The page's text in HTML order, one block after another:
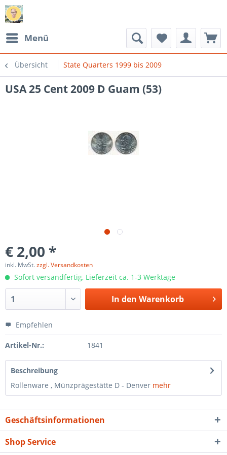
Menü
Übersicht State Quarters 1999 bis 2009
USA 25 Cent 2009 D Guam (53)
€ 2,00 *
inkl. MwSt.zzgl. Versandkosten
Sofort versandfertig, Lieferzeit ca. 1-3 Werktage
In den Warenkorb
Empfehlen
Artikel-Nr.: 1841
Beschreibung
Rollenware , Münzprägestätte D - Denver mehr
Geschäftsinformationen
Shop Service